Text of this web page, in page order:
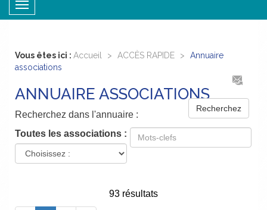
Toggle
navigation
Vous êtes ici : Accueil > ACCÈS RAPIDE >
Annuaire
associations
ANNUAIRE ASSOCIATIONS
Recherchez dans l'annuaire :
Toutes les associations :
Recherchez
93 résultats